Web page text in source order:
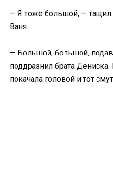
— Я тоже большой, — тащил
Ваня.
— Большой, большой,
поддразнил брата
покачала головой и тот